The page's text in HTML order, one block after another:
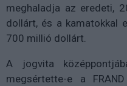
meghaladja az eredeti,
dollárt, és a kamatokkal
700 millió dollárt.
A jogvita
megsértette-e a